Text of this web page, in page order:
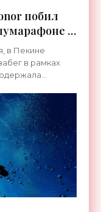
побил
-
в Пекине
в рамках